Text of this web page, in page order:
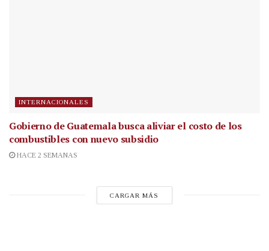
INTERNACIONALES
Gobierno de Guatemala busca aliviar el costo de los
combustibles con nuevo subsidio
HACE 2 SEMANAS
CARGAR MÁS